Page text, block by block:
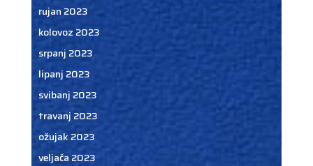
rujan 2023
kolovoz 2023
srpanj 2023
lipanj 2023
svibanj 2023
travanj 2023
ožujak 2023
veljača 2023